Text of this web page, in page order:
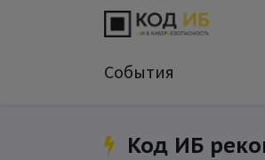
События
Код ИБ